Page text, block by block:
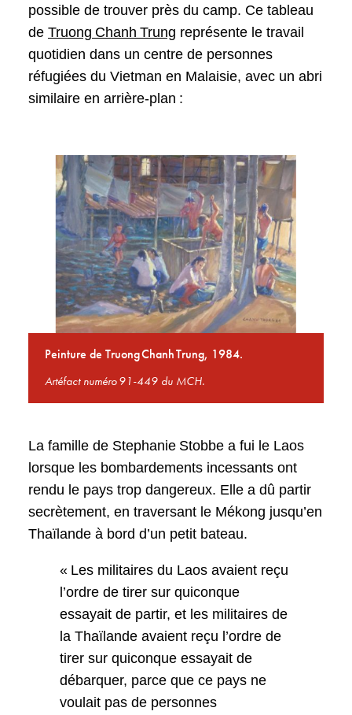
possible de trouver près du camp. Ce tableau
de Truong Chanh Trung représente le travail
quotidien dans un centre de personnes
réfugiées du Vietman en Malaisie, avec un abri
similaire en arrière-plan :
Peinture de Truong Chanh Trung, 1984.
Artéfact numéro 91-449 du MCH.
La famille de Stephanie Stobbe a fui le Laos
lorsque les bombardements incessants ont
rendu le pays trop dangereux. Elle a dû partir
secrètement, en traversant le Mékong jusqu’en
Thaïlande à bord d’un petit bateau.
« Les militaires du Laos avaient reçu
l’ordre de tirer sur quiconque
essayait de partir, et les militaires de
la Thaïlande avaient reçu l’ordre de
tirer sur quiconque essayait de
débarquer, parce que ce pays ne
voulait pas de personnes